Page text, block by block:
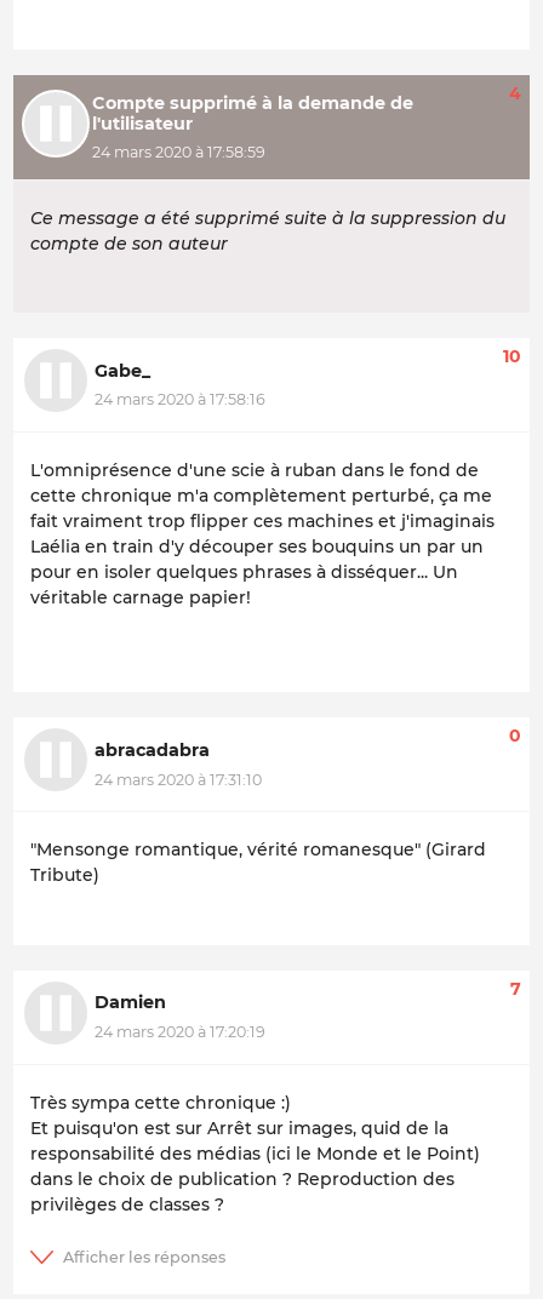
Compte supprimé à la demande de
l'utilisateur
24 mars 2020 à 17:58:59
4
Ce message a été supprimé suite à la suppression du
compte de son auteur
Gabe_
24 mars 2020 à 17:58:16
10
L'omniprésence d'une scie à ruban dans le fond de
cette chronique m'a complètement perturbé, ça me
fait vraiment trop flipper ces machines et j'imaginais
Laélia en train d'y découper ses bouquins un par un
pour en isoler quelques phrases à disséquer... Un
véritable carnage papier!
abracadabra
24 mars 2020 à 17:31:10
0
"Mensonge romantique, vérité romanesque" (Girard
Tribute)
Damien
24 mars 2020 à 17:20:19
7
Très sympa cette chronique :)
Et puisqu'on est sur Arrêt sur images, quid de la
responsabilité des médias (ici le Monde et le Point)
dans le choix de publication ? Reproduction des
privilèges de classes ?